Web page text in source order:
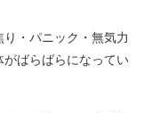
・パニック・無気力
がばらばらになってい